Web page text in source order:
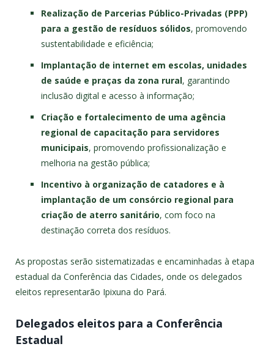
Realização de Parcerias Público-Privadas (PPP)
para a gestão de resíduos sólidos, promovendo
sustentabilidade e eficiência;
Implantação de internet em escolas, unidades
de saúde e praças da zona rural, garantindo
inclusão digital e acesso à informação;
Criação e fortalecimento de uma agência
regional de capacitação para servidores
municipais, promovendo profissionalização e
melhoria na gestão pública;
Incentivo à organização de catadores e à
implantação de um consórcio regional para
criação de aterro sanitário, com foco na
destinação correta dos resíduos.
As propostas serão sistematizadas e encaminhadas à etapa
estadual da Conferência das Cidades, onde os delegados
eleitos representarão Ipixuna do Pará.
Delegados eleitos para a Conferência
Estadual